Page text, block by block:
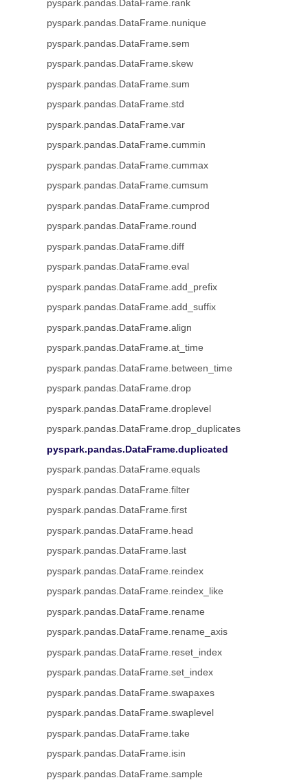
pyspark.pandas.DataFrame.rank
pyspark.pandas.DataFrame.nunique
pyspark.pandas.DataFrame.sem
pyspark.pandas.DataFrame.skew
pyspark.pandas.DataFrame.sum
pyspark.pandas.DataFrame.std
pyspark.pandas.DataFrame.var
pyspark.pandas.DataFrame.cummin
pyspark.pandas.DataFrame.cummax
pyspark.pandas.DataFrame.cumsum
pyspark.pandas.DataFrame.cumprod
pyspark.pandas.DataFrame.round
pyspark.pandas.DataFrame.diff
pyspark.pandas.DataFrame.eval
pyspark.pandas.DataFrame.add_prefix
pyspark.pandas.DataFrame.add_suffix
pyspark.pandas.DataFrame.align
pyspark.pandas.DataFrame.at_time
pyspark.pandas.DataFrame.between_time
pyspark.pandas.DataFrame.drop
pyspark.pandas.DataFrame.droplevel
pyspark.pandas.DataFrame.drop_duplicates
pyspark.pandas.DataFrame.duplicated
pyspark.pandas.DataFrame.equals
pyspark.pandas.DataFrame.filter
pyspark.pandas.DataFrame.first
pyspark.pandas.DataFrame.head
pyspark.pandas.DataFrame.last
pyspark.pandas.DataFrame.reindex
pyspark.pandas.DataFrame.reindex_like
pyspark.pandas.DataFrame.rename
pyspark.pandas.DataFrame.rename_axis
pyspark.pandas.DataFrame.reset_index
pyspark.pandas.DataFrame.set_index
pyspark.pandas.DataFrame.swapaxes
pyspark.pandas.DataFrame.swaplevel
pyspark.pandas.DataFrame.take
pyspark.pandas.DataFrame.isin
pyspark.pandas.DataFrame.sample